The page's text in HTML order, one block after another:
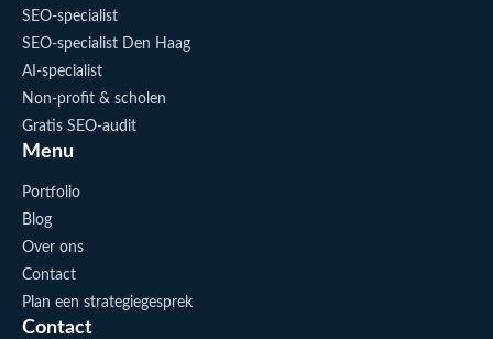
SEO-specialist
SEO-specialist Den Haag
AI-specialist
Non-profit & scholen
Gratis SEO-audit
Menu
Portfolio
Blog
Over ons
Contact
Plan een strategiegesprek
Contact